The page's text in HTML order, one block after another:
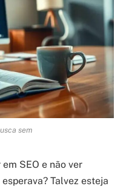
sem
SEO e não ver
Talvez esteja